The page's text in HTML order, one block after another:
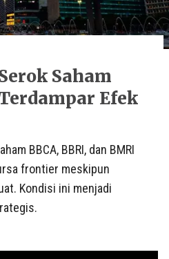
Saham
Efek
BBCA, BBRI, dan BMRI
frontier meskipun
Kondisi ini menjadi